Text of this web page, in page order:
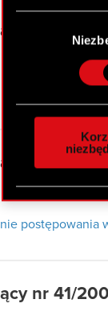
Dowiedz
szczegółów
zgadasz się
nr 43/
nr 42/
postępowania
nr 41/